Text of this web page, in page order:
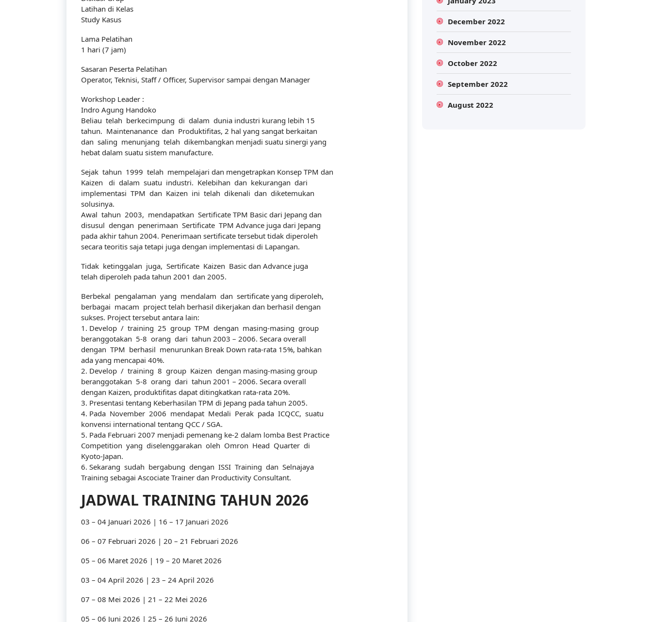
Latihan di Kelas
Study Kasus
Lama Pelatihan
1 hari (7 jam)
Sasaran Peserta Pelatihan
Operator, Teknisi, Staff / Officer, Supervisor sampai dengan Manager
Workshop Leader :
Indro Agung Handoko
Beliau telah berkecimpung di dalam dunia industri kurang lebih 15
tahun. Maintenanance dan Produktifitas, 2 hal yang sangat berkaitan
dan saling menunjang telah dikembangkan menjadi suatu sinergi yang
hebat dalam suatu sistem manufacture.
Sejak tahun 1999 telah mempelajari dan mengetrapkan Konsep TPM dan
Kaizen di dalam suatu industri. Kelebihan dan kekurangan dari
implementasi TPM dan Kaizen ini telah dikenali dan diketemukan
solusinya.
Awal tahun 2003, mendapatkan Sertificate TPM Basic dari Jepang dan
disusul dengan penerimaan Sertificate TPM Advance juga dari Jepang
pada akhir tahun 2004. Penerimaan sertificate tersebut tidak diperoleh
secara teoritis saja tetapi juga dengan implementasi di Lapangan.
Tidak ketinggalan juga, Sertificate Kaizen Basic dan Advance juga
telah diperoleh pada tahun 2001 dan 2005.
Berbekal pengalaman yang mendalam dan sertificate yang diperoleh,
berbagai macam project telah berhasil dikerjakan dan berhasil dengan
sukses. Project tersebut antara lain:
1. Develop / training 25 group TPM dengan masing-masing group
beranggotakan 5-8 orang dari tahun 2003 – 2006. Secara overall
dengan TPM berhasil menurunkan Break Down rata-rata 15%, bahkan
ada yang mencapai 40%.
2. Develop / training 8 group Kaizen dengan masing-masing group
beranggotakan 5-8 orang dari tahun 2001 – 2006. Secara overall
dengan Kaizen, produktifitas dapat ditingkatkan rata-rata 20%.
3. Presentasi tentang Keberhasilan TPM di Jepang pada tahun 2005.
4. Pada November 2006 mendapat Medali Perak pada ICQCC, suatu
konvensi international tentang QCC / SGA.
5. Pada Februari 2007 menjadi pemenang ke-2 dalam lomba Best Practice
Competition yang diselenggarakan oleh Omron Head Quarter di
Kyoto-Japan.
6. Sekarang sudah bergabung dengan ISSI Training dan Selnajaya
Training sebagai Ascociate Trainer dan Productivity Consultant.
JADWAL TRAINING TAHUN 2026
03 – 04 Januari 2026 | 16 – 17 Januari 2026
06 – 07 Februari 2026 | 20 – 21 Februari 2026
05 – 06 Maret 2026 | 19 – 20 Maret 2026
03 – 04 April 2026 | 23 – 24 April 2026
07 – 08 Mei 2026 | 21 – 22 Mei 2026
05 – 06 Juni 2026 | 25 – 26 Juni 2026
December 2022
November 2022
October 2022
September 2022
August 2022
Tentang Kami
Didirikan dengan tujuan menjadi bagian dari solusi bagi perusahaan
dalam meningkatkan kompetensi sumber daya manusianya.
Search